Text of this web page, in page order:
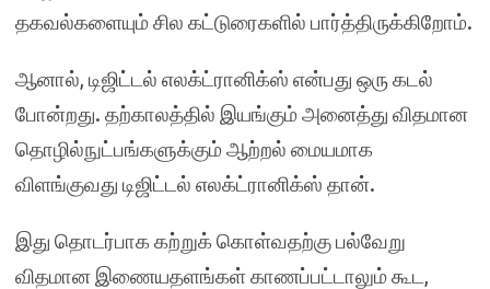
தகவல்களையும் சில கட்டுரைகளில் பார்த்திருக்கிறோம்.
ஆனால், டிஜிட்டல் எலக்ட்ரானிக்ஸ் என்பது ஒரு கடல்
போன்றது. தற்காலத்தில் இயங்கும் அனைத்து விதமான
தொழில்நுட்பங்களுக்கும் ஆற்றல் மையமாக
விளங்குவது டிஜிட்டல் எலக்ட்ரானிக்ஸ் தான்.
இது தொடர்பாக கற்றுக் கொள்வதற்கு பல்வேறு
விதமான இணையதளங்கள் காணப்பட்டாலும் கூட,